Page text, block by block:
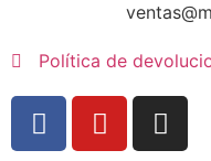
Política de